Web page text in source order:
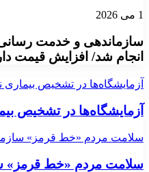
1 می 2026
سازماندهی و خدمت
انجام شد/ افزایش قیمت
آزمایشگاه‌ها در تشخیص بیماری
آزمایشگاه‌ها در تشخیص
سلامت مردم «خط قرمز»
سلامت مردم «خط قرمز»